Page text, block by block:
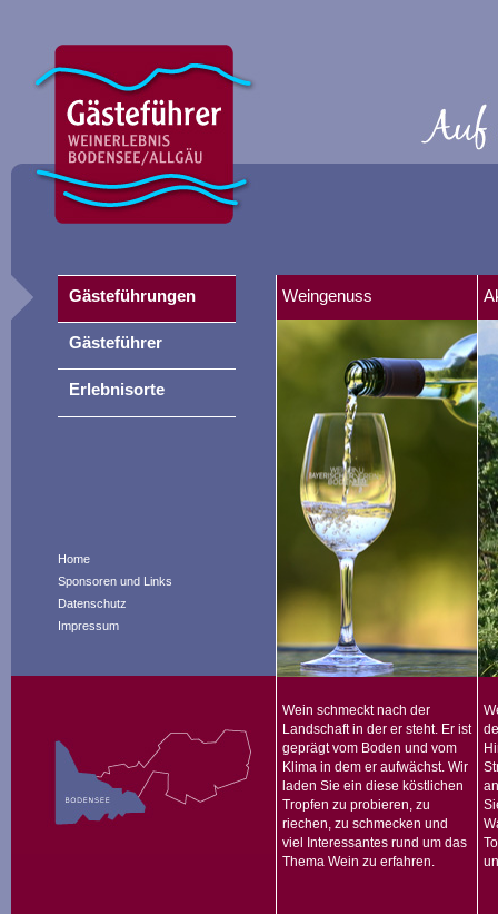
Home
Sponsoren und Links
Datenschutz
Impressum
Weingenuss
Wein schmeckt nach der
Landschaft in der er steht. Er ist
geprägt vom Boden und vom
Klima in dem er aufwächst. Wir
laden Sie ein diese köstlichen
Tropfen zu probieren, zu
riechen, zu schmecken und
viel Interessantes rund um das
Thema Wein zu erfahren.
Gästeführungen
Gästeführer
Erlebnisorte